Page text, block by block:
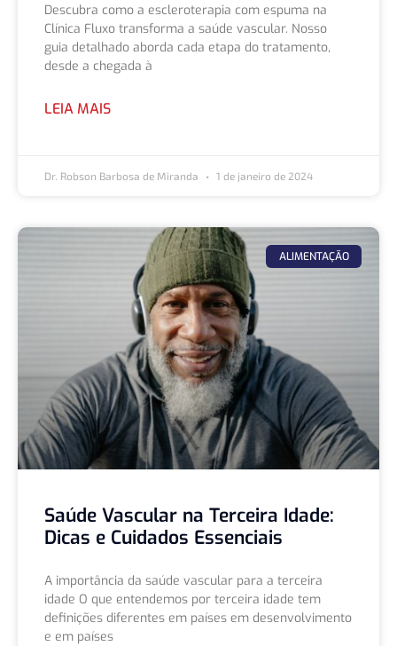
Descubra como a escleroterapia com espuma na
Clínica Fluxo transforma a saúde vascular. Nosso
guia detalhado aborda cada etapa do tratamento,
desde a chegada à
LEIA MAIS
Dr. Robson Barbosa de Miranda 1 de janeiro de 2024
ALIMENTAÇÃO
Saúde Vascular na Terceira Idade:
Dicas e Cuidados Essenciais
A importância da saúde vascular para a terceira
idade O que entendemos por terceira idade tem
definições diferentes em países em desenvolvimento
e em países